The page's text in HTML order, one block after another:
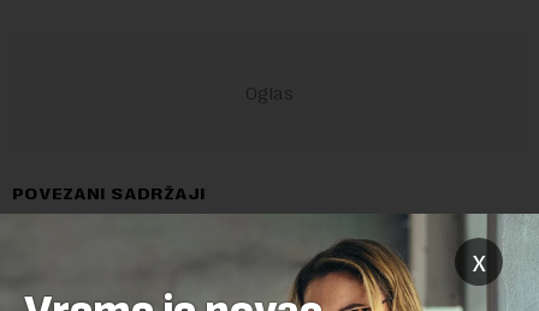
POVEZANI SADRŽAJI
x